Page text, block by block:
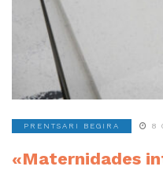
PRENTSARI BEGIRA 8
«Maternidades